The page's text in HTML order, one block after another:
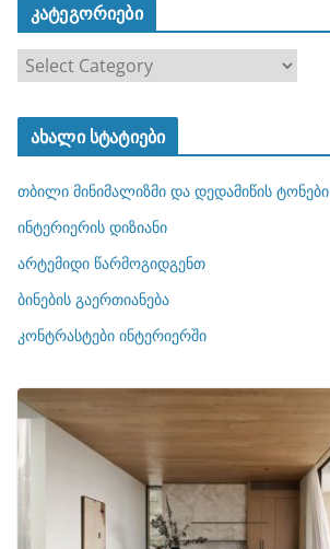
კატეგორიები
ტ
ო
რ
ბ
ი
ახალი სტატიები
თბილი მინიმალიზმი და დედამიწის ტონები
ინტერიერის დიზიანი
არტემიდი წარმოგიდგენთ
ბინების გაერთიანება
კონტრასტები ინტერიერში